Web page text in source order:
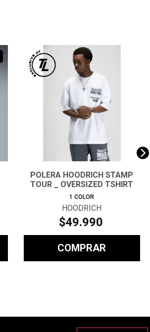
POLERA HOODRICH STAMP
TOUR _ OVERSIZED TSHIRT
HOMB
1 COLOR
HOODRICH
$49.990
COMPRAR